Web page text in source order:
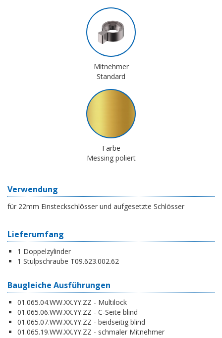
Mitnehmer
Standard
Farbe
Messing poliert
Verwendung
für 22mm Einsteckschlösser und aufgesetzte Schlösser
Lieferumfang
1 Doppelzylinder
1 Stulpschraube T09.623.002.62
Baugleiche Ausführungen
01.065.04.WW.XX.YY.ZZ - Multilock
01.065.06.WW.XX.YY.ZZ - C-Seite blind
01.065.07.WW.XX.YY.ZZ - beidseitig blind
01.065.19.WW.XX.YY.ZZ - schmaler Mitnehmer